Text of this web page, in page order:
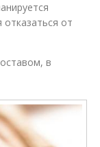
отказаться от
в